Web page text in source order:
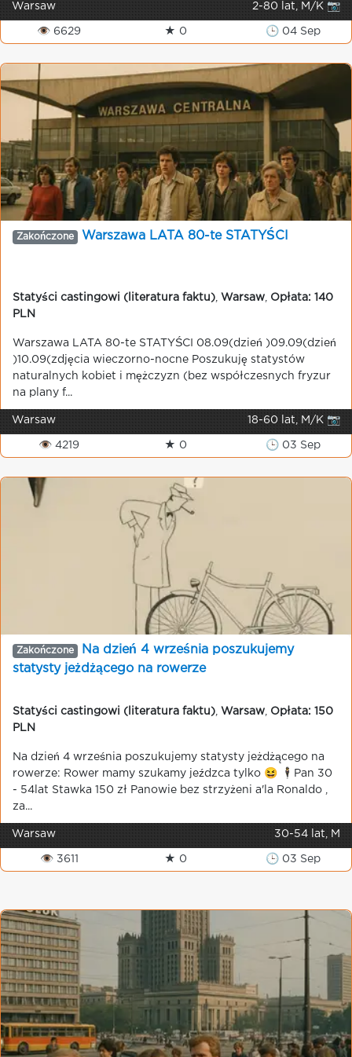
Warsaw 2-80 lat, M/K 📷
👁 6629 ★ 0 🕒 04 Sep
Zakończone Warszawa LATA 80-te STATYŚCI
Statyści castingowi (literatura faktu) Warsaw
Opłata: 140
PLN
Warszawa LATA 80-te STATYŚCI 08.09(dzień )09.09(dzień
)10.09(zdjęcia wieczorno-nocne Poszukuję statystów
naturalnych kobiet i mężczyzn (bez współczesnych fryzur
na plany f...
Warsaw 18-60 lat, M/K 📷
👁 4219 ★ 0 🕒 03 Sep
Zakończone
Na dzień 4 września poszukujemy
statysty jeżdżącego na rowerze
Statyści castingowi (literatura faktu) Warsaw
Opłata: 150
PLN
Na dzień 4 września poszukujemy statysty jeżdżącego na
rowerze: Rower mamy szukamy jeźdzca tylko 😆 🕴️Pan 30
- 54lat Stawka 150 zł Panowie bez strzyżeni a'la Ronaldo ,
za...
Warsaw 30-54 lat, M
👁 3611 ★ 0 🕒 03 Sep